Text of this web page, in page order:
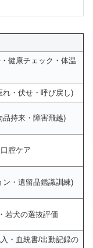
健康チェック・体温
・伏せ・呼び戻し)
品持来・障害飛越)
腔ケア
ン・遺留品鑑識訓練)
若犬の選抜評価
・血統書/出動記録の